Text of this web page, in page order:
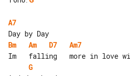
A7
Bm
Am D7 Am7
G